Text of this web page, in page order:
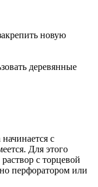
новую
деревянные
с
Для этого
с торцевой
перфоратором или